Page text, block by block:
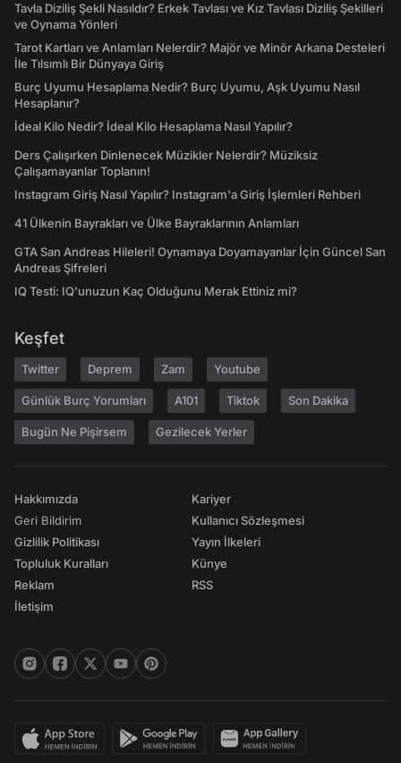
Tavla Diziliş Şekli Nasıldır? Erkek Tavlası ve Kız Tavlası Diziliş Şekilleri
ve Oynama Yönleri
Tarot Kartları ve Anlamları Nelerdir? Majör ve Minör Arkana Desteleri
İle Tılsımlı Bir Dünyaya Giriş
Burç Uyumu Hesaplama Nedir? Burç Uyumu, Aşk Uyumu Nasıl
Hesaplanır?
İdeal Kilo Nedir? İdeal Kilo Hesaplama Nasıl Yapılır?
Ders Çalışırken Dinlenecek Müzikler Nelerdir? Müziksiz
Çalışamayanlar Toplanın!
Instagram Giriş Nasıl Yapılır? Instagram'a Giriş İşlemleri Rehberi
41 Ülkenin Bayrakları ve Ülke Bayraklarının Anlamları
GTA San Andreas Hileleri! Oynamaya Doyamayanlar İçin Güncel San
Andreas Şifreleri
IQ Testi: IQ'unuzun Kaç Olduğunu Merak Ettiniz mi?
Keşfet
Twitter Deprem Zam Youtube
Günlük Burç Yorumları A101 Tiktok Son Dakika
Bugün Ne Pişirsem Gezilecek Yerler
Hakkımızda
Geri Bildirim
Gizlilik Politikası
Topluluk Kuralları
Reklam
İletişim
Kariyer
Kullanıcı Sözleşmesi
Yayın İlkeleri
Künye
RSS